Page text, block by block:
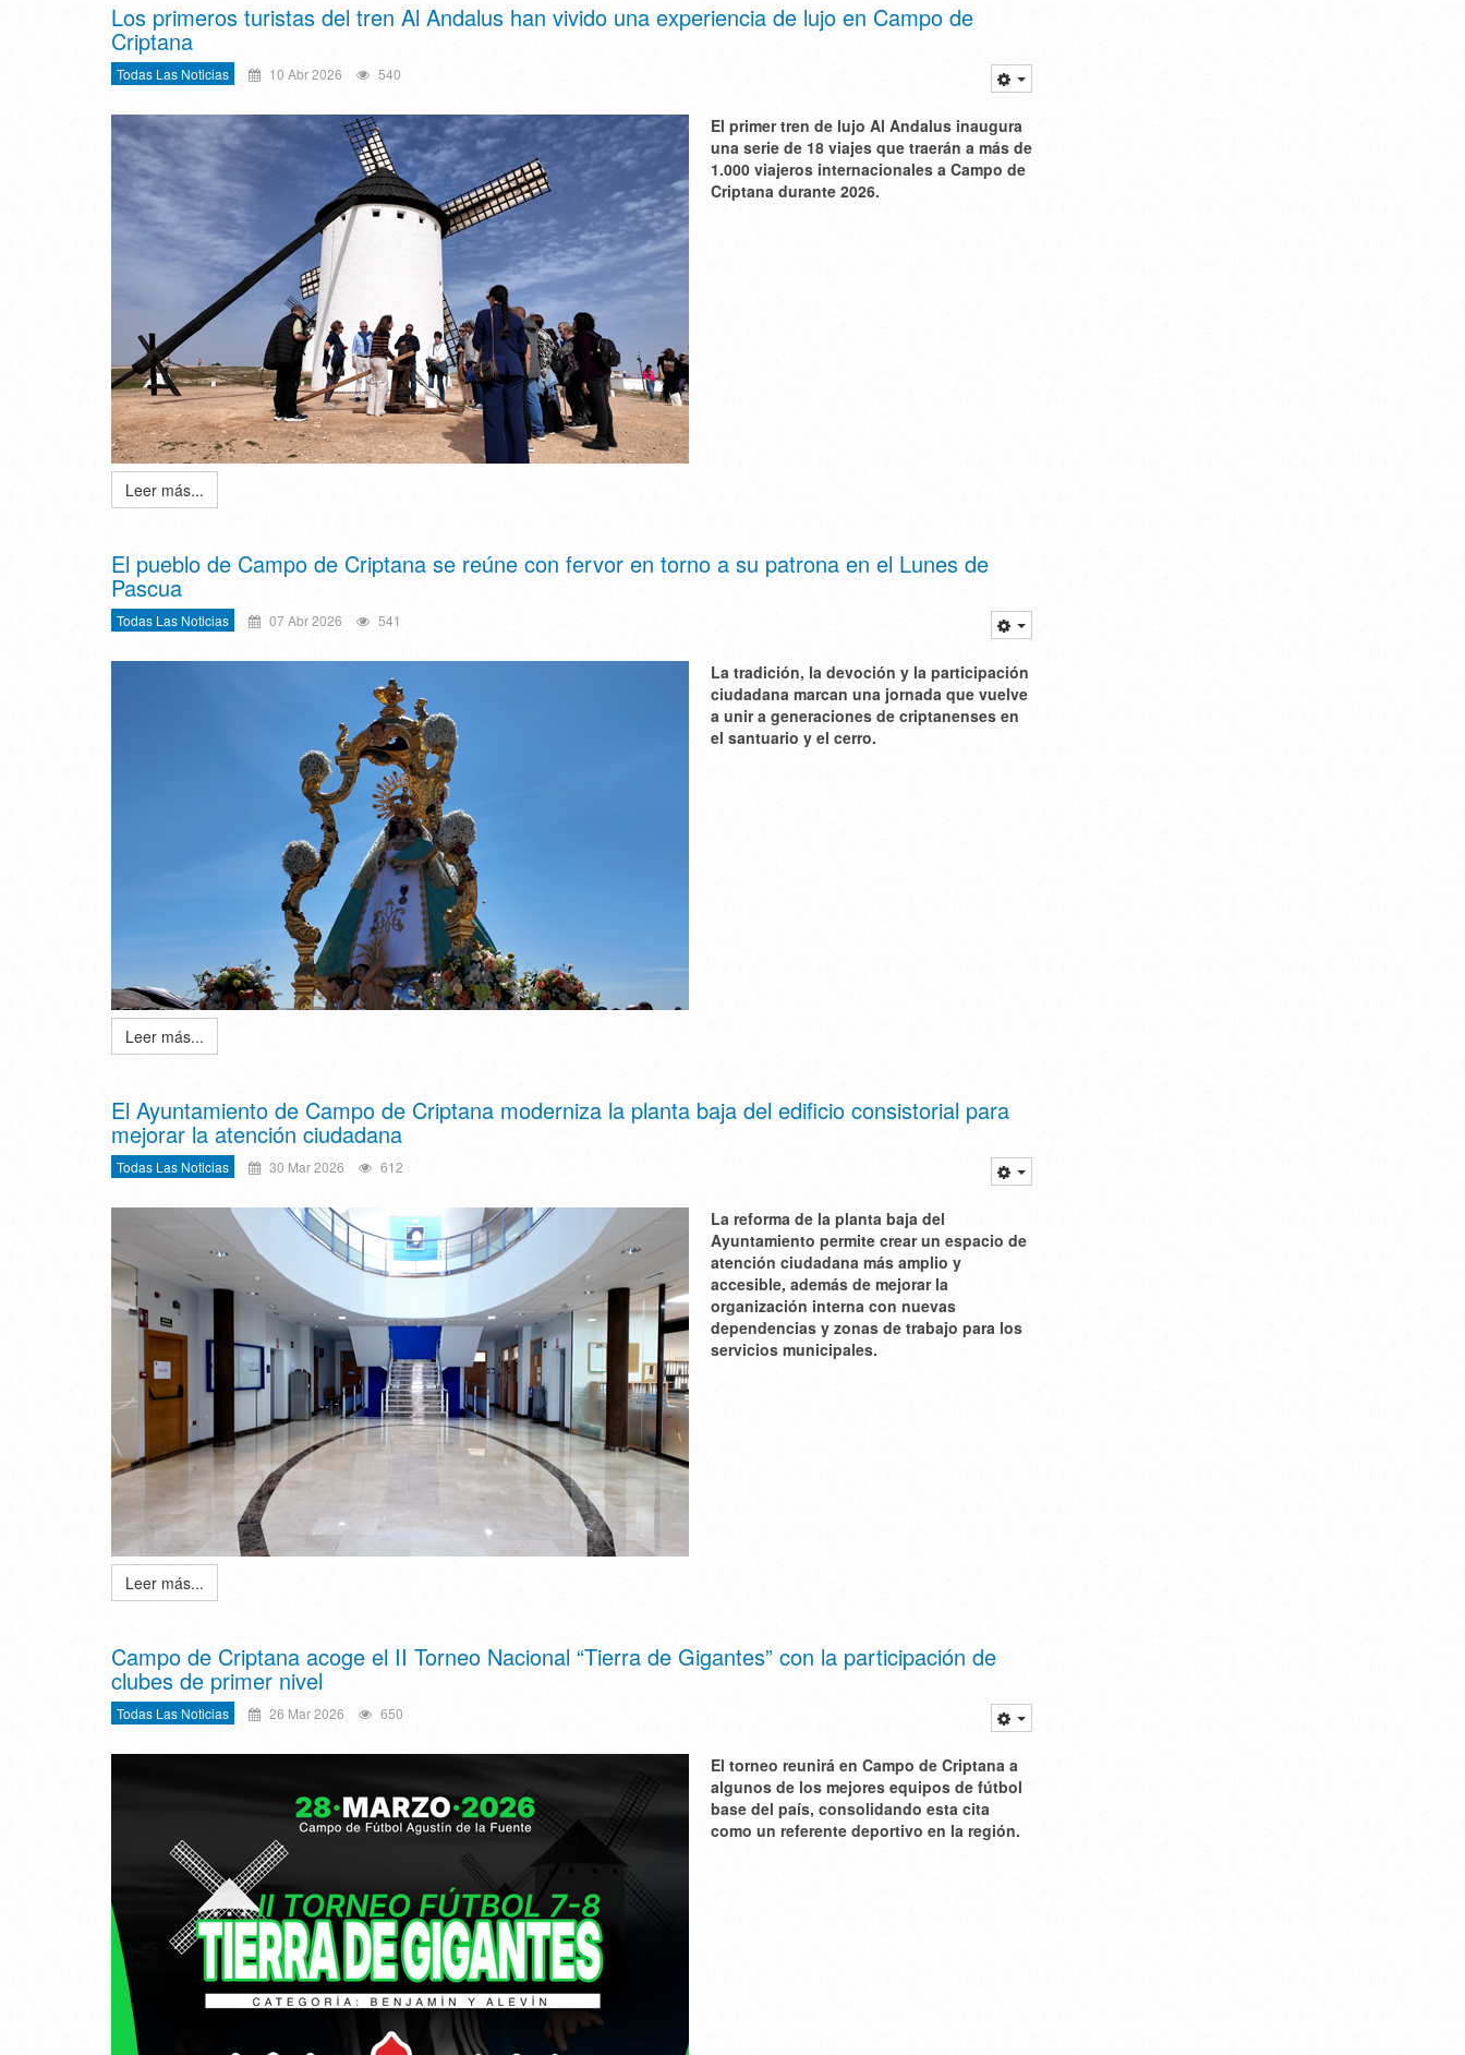
Los primeros turistas del tren Al Andalus han vivido una experiencia de lujo en Campo de
Criptana
Todas Las Noticias 10 Abr 2026 540
El primer tren de lujo Al Andalus inaugura
una serie de 18 viajes que traerán a más de
1.000 viajeros internacionales a Campo de
Criptana durante 2026.
Leer más...
El pueblo de Campo de Criptana se reúne con fervor en torno a su patrona en el Lunes de
Pascua
Todas Las Noticias 07 Abr 2026 541
La tradición, la devoción y la participación
ciudadana marcan una jornada que vuelve
a unir a generaciones de criptanenses en
el santuario y el cerro.
Leer más...
El Ayuntamiento de Campo de Criptana moderniza la planta baja del edificio consistorial para
mejorar la atención ciudadana
Todas Las Noticias 30 Mar 2026 612
La reforma de la planta baja del
Ayuntamiento permite crear un espacio de
atención ciudadana más amplio y
accesible, además de mejorar la
organización interna con nuevas
dependencias y zonas de trabajo para los
servicios municipales.
Leer más...
Campo de Criptana acoge el II Torneo Nacional “Tierra de Gigantes” con la participación de
clubes de primer nivel
Todas Las Noticias 26 Mar 2026 650
El torneo reunirá en Campo de Criptana a
algunos de los mejores equipos de fútbol
base del país, consolidando esta cita
como un referente deportivo en la región.